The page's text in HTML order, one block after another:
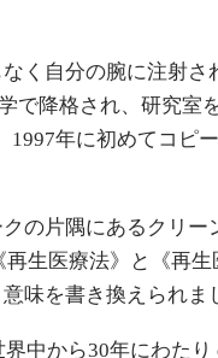
く自分の腕に注射
降格され、研究室
年に初めてコピ
の片隅にあるクリ
生医療法》と《再
味を書き換えられま
中から30年にわた